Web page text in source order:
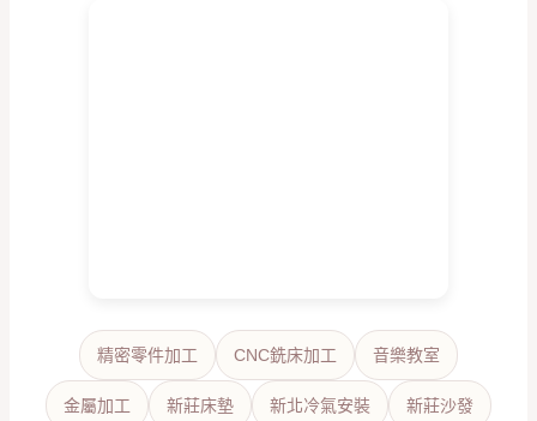
精密零件加工 CNC銑床加工 音樂教室
金屬加工 新莊床墊 新北冷氣安裝 新莊沙發